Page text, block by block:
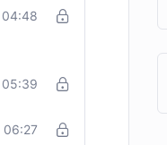
04:48
05:39
06:27